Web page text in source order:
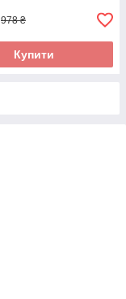
978 ₴
Купити